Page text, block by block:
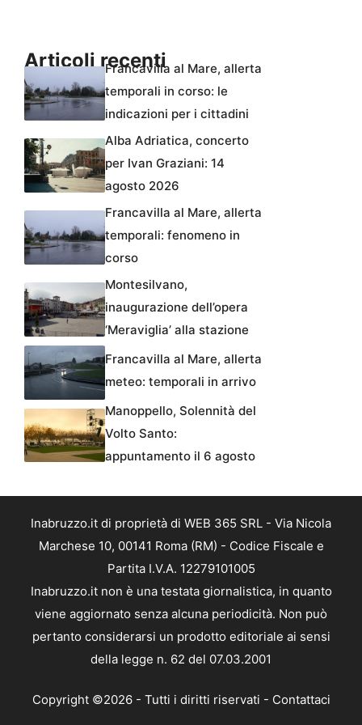
Articoli recentiFrancavilla al Mare, allerta
temporali in corso: le
indicazioni per i cittadini
Alba Adriatica, concerto
per Ivan Graziani: 14
agosto 2026
Francavilla al Mare, allerta
temporali: fenomeno in
corso
Montesilvano,
inaugurazione dell’opera
‘Meraviglia’ alla stazione
Francavilla al Mare, allerta
meteo: temporali in arrivo
Manoppello, Solennità del
Volto Santo:
appuntamento il 6 agosto
Inabruzzo.it di proprietà di WEB 365 SRL - Via Nicola
Marchese 10, 00141 Roma (RM) - Codice Fiscale e
Partita I.V.A. 12279101005
Inabruzzo.it non è una testata giornalistica, in quanto
viene aggiornato senza alcuna periodicità. Non può
pertanto considerarsi un prodotto editoriale ai sensi
della legge n. 62 del 07.03.2001
Copyright ©2026 - Tutti i diritti riservati - Contattaci